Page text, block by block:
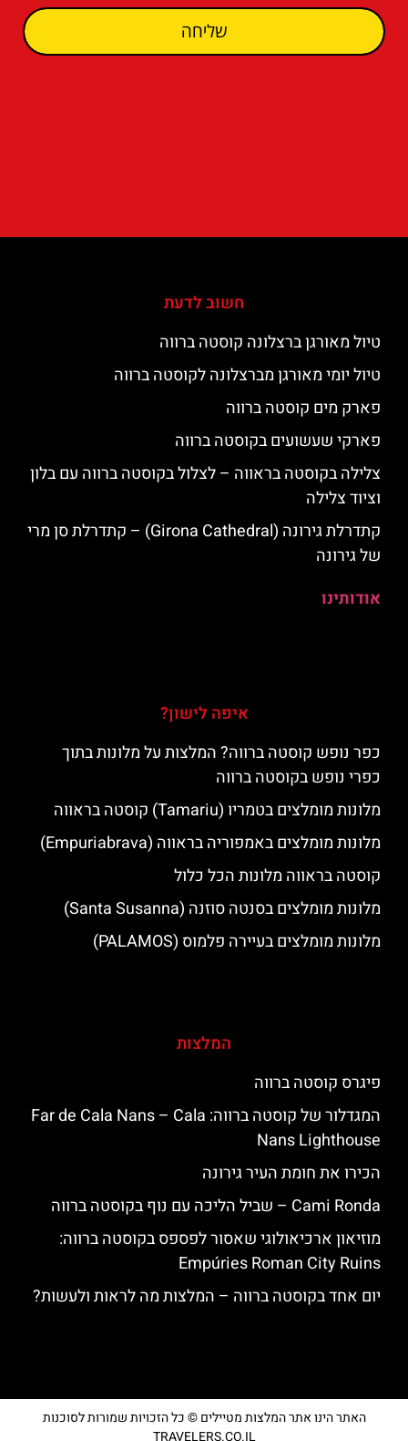
שליחה
חשוב לדעת
טיול מאורגן ברצלונה קוסטה ברווה
טיול יומי מאורגן מברצלונה לקוסטה ברווה
פארק מים קוסטה ברווה
פארקי שעשועים בקוסטה ברווה
צלילה בקוסטה בראווה – לצלול בקוסטה ברווה עם בלון
וציוד צלילה
קתדרלת גירונה (Girona Cathedral) – קתדרלת סן מרי
של גירונה
אודותינו
איפה לישון?
כפר נופש קוסטה ברווה? המלצות על מלונות בתוך
כפרי נופש בקוסטה ברווה
מלונות מומלצים בטמריו (Tamariu) קוסטה בראווה
מלונות מומלצים באמפוריה בראווה (Empuriabrava)
קוסטה בראווה מלונות הכל כלול
מלונות מומלצים בסנטה סוזנה (Santa Susanna)
מלונות מומלצים בעיירה פלמוס (PALAMOS)
המלצות
פיגרס קוסטה ברווה
המגדלור של קוסטה ברווה: ‪‪Far de Cala Nans – Cala
Nans Lighthouse‬‬
הכירו את חומת העיר גירונה
‪‪Cami Ronda‬‬ – שביל הליכה עם נוף בקוסטה ברווה
מוזיאון ארכיאולוגי שאסור לפספס בקוסטה ברווה:
Empúries Roman City Ruins
יום אחד בקוסטה ברווה – המלצות מה לראות ולעשות?
האתר הינו אתר המלצות מטיילים © כל הזכויות שמורות לסוכנות